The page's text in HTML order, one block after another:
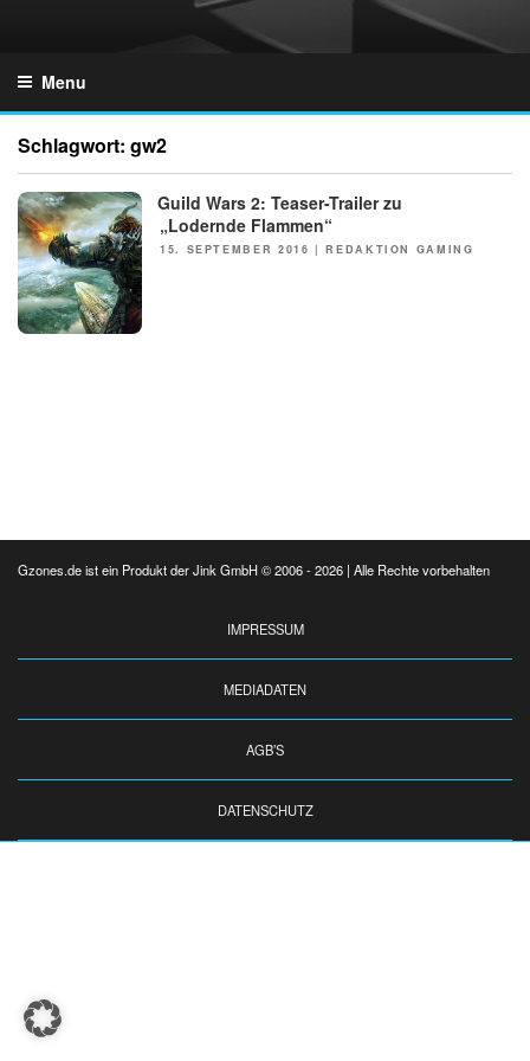
Menu
Schlagwort: gw2
NEWS
Guild Wars 2: Teaser-Trailer zu
„Lodernde Flammen“
POSTED
15. SEPTEMBER 2016 |REDAKTION GAMING
Gzones.de ist ein Produkt der Jink GmbH © 2006 - 2026 | Alle Rechte vorbehalten
IMPRESSUM
MEDIADATEN
AGB’S
DATENSCHUTZ